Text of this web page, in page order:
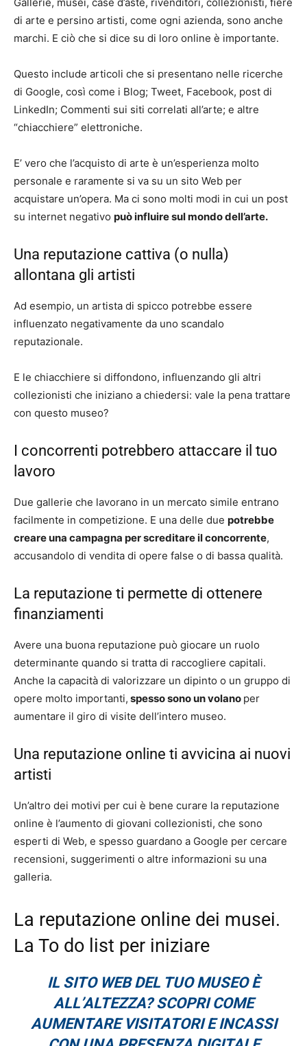
Gallerie, musei, case d’aste, rivenditori, collezionisti, fiere
di arte e persino artisti, come ogni azienda, sono anche
marchi. E ciò che si dice su di loro online è importante.
Questo include articoli che si presentano nelle ricerche
di Google, così come i Blog; Tweet, Facebook, post di
LinkedIn; Commenti sui siti correlati all’arte; e altre
“chiacchiere” elettroniche.
E’ vero che l’acquisto di arte è un’esperienza molto
personale e raramente si va su un sito Web per
acquistare un’opera. Ma ci sono molti modi in cui un post
su internet negativo può influire sul mondo dell’arte.
Una reputazione cattiva (o nulla)
allontana gli artisti
Ad esempio, un artista di spicco potrebbe essere
influenzato negativamente da uno scandalo
reputazionale.
E le chiacchiere si diffondono, influenzando gli altri
collezionisti che iniziano a chiedersi: vale la pena trattare
con questo museo?
I concorrenti potrebbero attaccare il tuo
lavoro
Due gallerie che lavorano in un mercato simile entrano
facilmente in competizione. E una delle due potrebbe
creare una campagna per screditare il concorrente,
accusandolo di vendita di opere false o di bassa qualità.
La reputazione ti permette di ottenere
finanziamenti
Avere una buona reputazione può giocare un ruolo
determinante quando si tratta di raccogliere capitali.
Anche la capacità di valorizzare un dipinto o un gruppo di
opere molto importanti, spesso sono un volano per
aumentare il giro di visite dell’intero museo.
Una reputazione online ti avvicina ai nuovi
artisti
Un’altro dei motivi per cui è bene curare la reputazione
online è l’aumento di giovani collezionisti, che sono
esperti di Web, e spesso guardano a Google per cercare
recensioni, suggerimenti o altre informazioni su una
galleria.
La reputazione online dei musei.
La To do list per iniziare
IL SITO WEB DEL TUO MUSEO È
ALL’ALTEZZA? SCOPRI COME
AUMENTARE VISITATORI E INCASSI